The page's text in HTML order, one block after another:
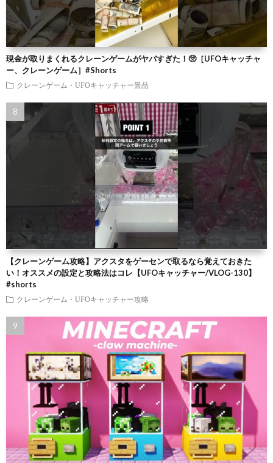
現金が取りまくれるクレーンゲームがヤバすぎた！🥺［UFOキャッチャ
ー、クレーンゲーム］#Shorts
クレーンゲーム・UFOキャッチャー景品
【クレーンゲーム攻略】アクスタをゲーセンで取るなら覚えておきた
い！オススメの設定と攻略法はコレ【UFOキャッチャー/VLOG-130】
#shorts
クレーンゲーム・UFOキャッチャー攻略